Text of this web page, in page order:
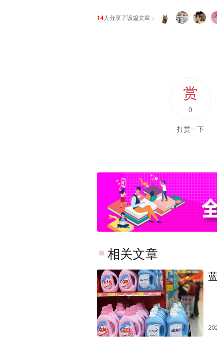
14人分享了该篇文章：
赏
打赏一下
0
相关文章